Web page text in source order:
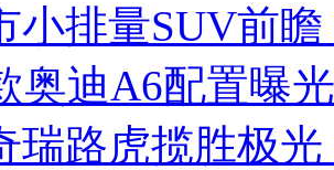
小排量SUV前
奥迪A6配置曝
瑞路虎揽胜极